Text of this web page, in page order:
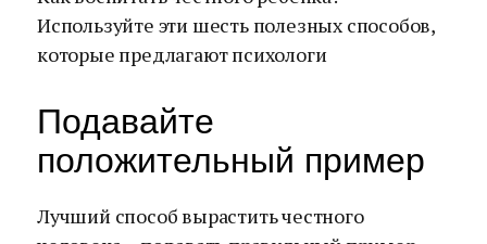
Используйте эти шесть полезных способов,
которые предлагают психологи
Подавайте
положительный пример
Лучший способ вырастить честного